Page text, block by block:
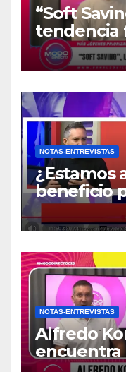
“Soft
tendencia
NOTAS-ENTREVISTAS
¿Estamos
beneficio
NOTAS-ENTREVISTAS
Alfredo
encuentra